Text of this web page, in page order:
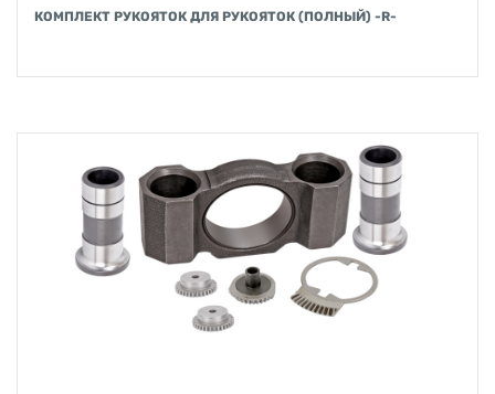
КОМПЛЕКТ РУКОЯТОК ДЛЯ РУКОЯТОК (ПОЛНЫЙ) -R-